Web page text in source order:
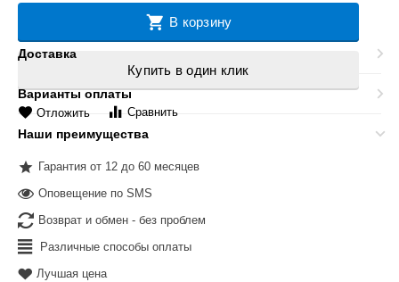
В корзину
Купить в один клик
Отложить Сравнить
Доставка
Варианты оплаты
Наши преимущества
Гарантия от 12 до 60 месяцев
Оповещение по SMS
Возврат и обмен - без проблем
Различные способы оплаты
Лучшая цена